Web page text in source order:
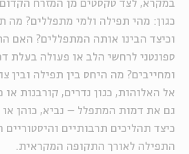
במקרא, לצד טקסטים מן המזרח
כגון: מהי תפילה ולמי מתפללים? מה
וכיצד הבינו אותה המתפללים? האם
ספונטני לרחשי הלב או פעולה בעלת
ומחייבים? מה היחס בין תפילה ובין
אל האלוהות, כגון נדרים, קורבנות או
גם את דמות המתפלל – נביא, כוהן
כיצד תהליכים תרבותיים
התפילה לאורך התקופה המקראית.